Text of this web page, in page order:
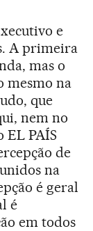
e
A primeira
mas o
mesmo na
que
nem no
EL PAÍS
de
na
é geral
é
em todos